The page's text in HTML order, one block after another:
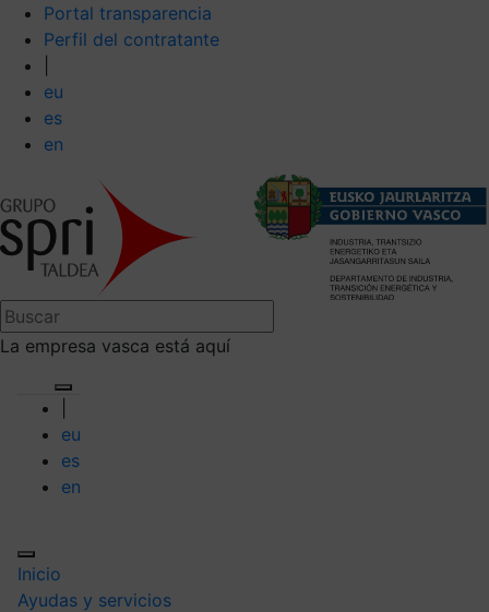
Portal transparencia
Perfil del contratante
eu
es
en
La empresa vasca está aquí
eu
es
en
Inicio
Ayudas y servicios